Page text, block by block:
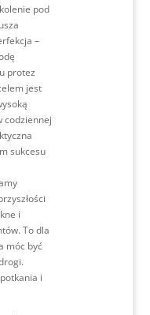
pod
–
protez
jest
codziennej
sukcesu
i
To dla
móc być
i